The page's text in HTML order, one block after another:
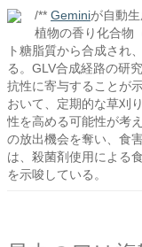
/** Geminiが自動
植物の香り化合物
ト糖脂質から合成され
る。GLV合成経路の研
抗性に寄与することが
おいて、定期的な草刈
性を高める可能性が考
の放出機会を奪い、食
は、殺菌剤使用による
を示唆している。